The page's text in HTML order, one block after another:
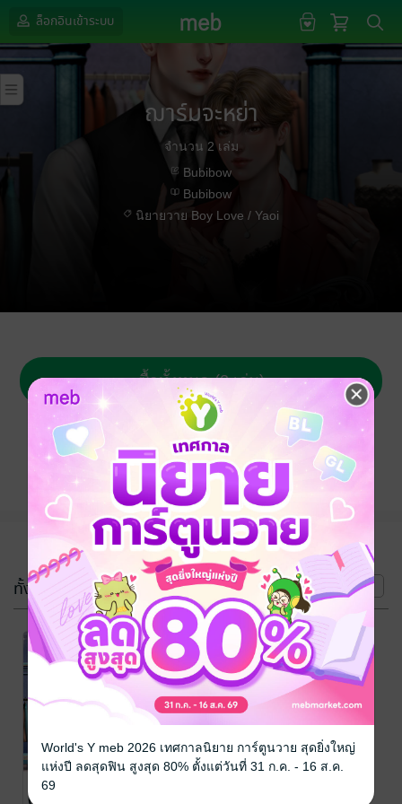
ล็อกอินเข้าระบบ
ฌาร์มจะหย่า
จำนวน 2 เล่ม
Bubibow
Bubibow
นิยายวาย Boy Love / Yaoi
ซื้อทั้งหมด (2 เล่ม)
ติดตาม แชร์
ทั้งหมด (2 เล่ม) หน้าที่ 1
ฌาร์มจะหย่า
(เล่มจบ)
World's Y meb 2026 เทศกาลนิยาย การ์ตูนวาย สุดยิ่งใหญ่
แห่งปี ลดสุดฟิน สูงสุด 80% ตั้งแต่วันที่ 31 ก.ค. - 16 ส.ค.
69